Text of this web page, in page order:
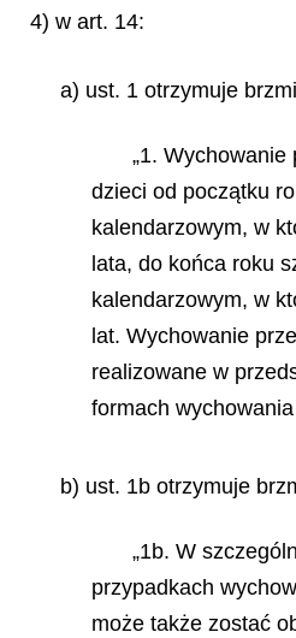
4) w art. 14:
a) ust. 1 otrzymuje
„1.
dzieci od początku
kalendarzowym, w
lata, do końca roku
kalendarzowym, w
lat. Wychowanie
realizowane w
formach
b) ust. 1b otrzymuje
„1b. W
przypadkach
może także zostać